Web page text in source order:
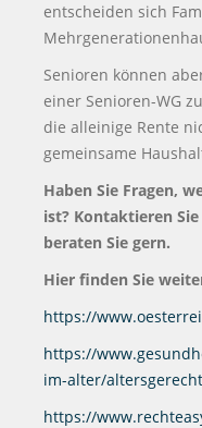
entscheiden sich
Senioren können
einer Senioren-WG
die alleinige Rente
gemeinsame
Haben Sie Fragen,
ist? Kontaktieren
beraten Sie gern.
Hier finden Sie
https://
https://
im-alter/
https://